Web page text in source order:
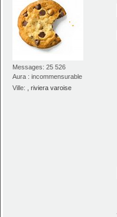
Messages: 25 526
Aura : incommensurable
Ville:
, riviera varoise